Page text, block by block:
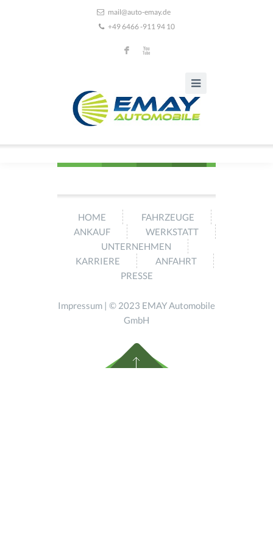
mail@auto-emay.de
+49 6466 -911 94 10
F X
HOME
FAHRZEUGE
ANKAUF
WERKSTATT
UNTERNEHMEN
KARRIERE
ANFAHRT
PRESSE
Impressum | © 2023 EMAY Automobile
GmbH